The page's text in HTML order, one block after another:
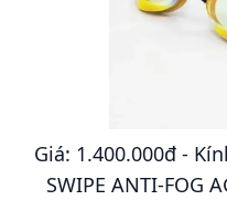
Giá: 1.400.000đ -
SWIPE ANTI-FOG